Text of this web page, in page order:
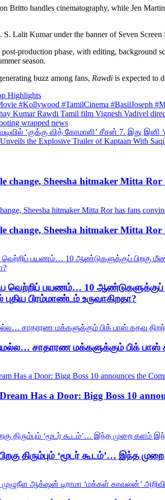
Britto handles cinematography, while Jen
Lalit Kumar under the banner of Seven
production phase, with editing, background
season.
buzz among fans, Rawdi is expected to
Highlights
#Kollywood #TamilCinema #BasilJoseph
Kumar Rawdi Tamil film Vignesh Vadivel
wrapped news
வடிவில் ‘குக்கு வித் கோமாளி’ சீசன் 7. இது இனி
the Explosive Trailer of Kaptaan With
change, Sheesha hitmaker Mitta
change, Sheesha hitmaker Mitta Ror
வெற்றிப் பயணம்… 10
பிரம்மாண்டம் உருவாகிறதா?
சாதாரண மக்களுக்கும் பிக்
Has a Door: Bigg Boss 10
திரும்பும் ‘மூடர் கூடம்’… இந்த